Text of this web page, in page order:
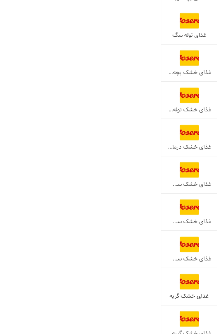
غذای توله سگ
غذای خشک بچه گربه
غذای خشک توله سگ
غذای خشک درمانی گربه
غذای خشک سگ بالغ
غذای خشک سگ عقیم شده
غذای خشک سگ نژادکوچیک عقیم شده
غذای خشک گربه